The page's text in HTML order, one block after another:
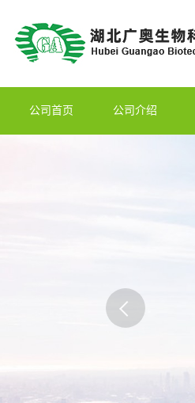
公司首页 公司介绍